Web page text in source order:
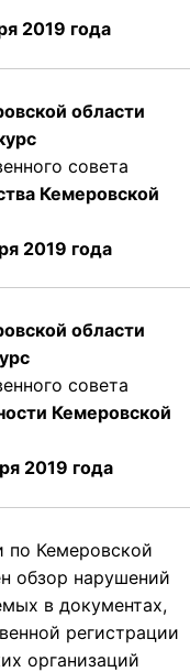
2019 года
области
совета
Кемеровской
2019 года
области
совета
Кемеровской
2019 года
по Кемеровской
обзор нарушений
в документах,
регистрации
организаций